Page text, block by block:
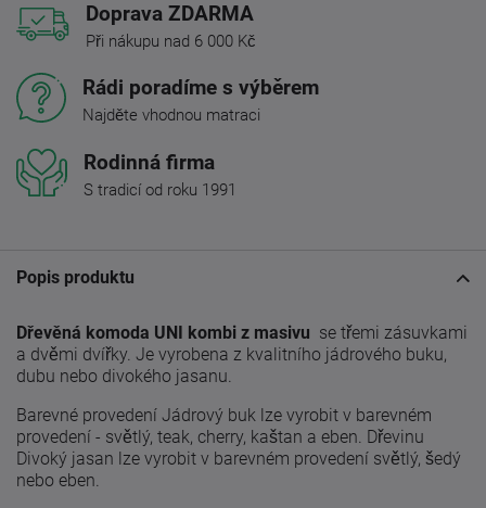
Doprava ZDARMA
Při nákupu nad 6 000 Kč
Rádi poradíme s výběrem
Najděte vhodnou matraci
Rodinná firma
S tradicí od roku 1991
Popis produktu
Dřevěná komoda UNI kombi z masivu se třemi zásuvkami
a dvěmi dvířky. Je vyrobena z kvalitního jádrového buku,
dubu nebo divokého jasanu.
Barevné provedení Jádrový buk lze vyrobit v barevném
provedení - světlý, teak, cherry, kaštan a eben. Dřevinu
Divoký jasan lze vyrobit v barevném provedení světlý, šedý
nebo eben.